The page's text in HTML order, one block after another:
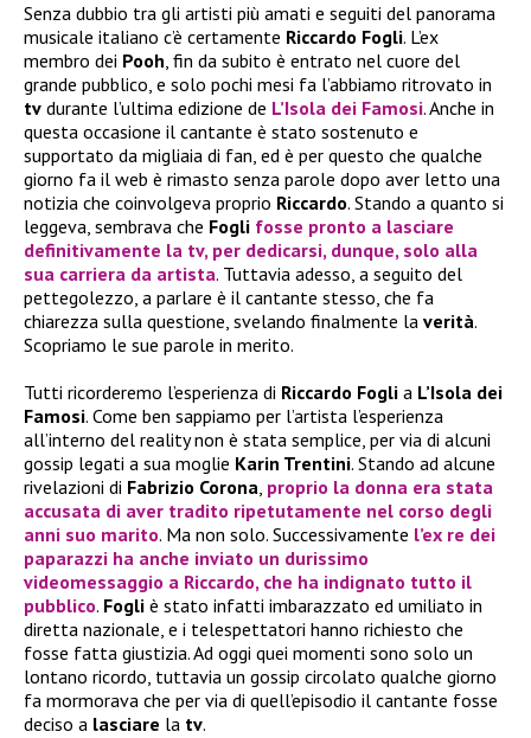
Senza dubbio tra gli artisti più amati e seguiti del panorama
musicale italiano c’è certamente Riccardo Fogli. L’ex
membro dei Pooh, fin da subito è entrato nel cuore del
grande pubblico, e solo pochi mesi fa l’abbiamo ritrovato in
tv durante l’ultima edizione de L’Isola dei Famosi. Anche in
questa occasione il cantante è stato sostenuto e
supportato da migliaia di fan, ed è per questo che qualche
giorno fa il web è rimasto senza parole dopo aver letto una
notizia che coinvolgeva proprio Riccardo. Stando a quanto si
leggeva, sembrava che Fogli fosse pronto a lasciare
definitivamente la tv, per dedicarsi, dunque, solo alla
sua carriera da artista. Tuttavia adesso, a seguito del
pettegolezzo, a parlare è il cantante stesso, che fa
chiarezza sulla questione, svelando finalmente la verità.
Scopriamo le sue parole in merito.
Tutti ricorderemo l’esperienza di Riccardo Fogli a L’Isola dei
Famosi. Come ben sappiamo per l’artista l’esperienza
all’interno del reality non è stata semplice, per via di alcuni
gossip legati a sua moglie Karin Trentini. Stando ad alcune
rivelazioni di Fabrizio Corona, proprio la donna era stata
accusata di aver tradito ripetutamente nel corso degli
anni suo marito. Ma non solo. Successivamente l’ex re dei
paparazzi ha anche inviato un durissimo
videomessaggio a Riccardo, che ha indignato tutto il
pubblico. Fogli è stato infatti imbarazzato ed umiliato in
diretta nazionale, e i telespettatori hanno richiesto che
fosse fatta giustizia. Ad oggi quei momenti sono solo un
lontano ricordo, tuttavia un gossip circolato qualche giorno
fa mormorava che per via di quell’episodio il cantante fosse
deciso a lasciare la tv.